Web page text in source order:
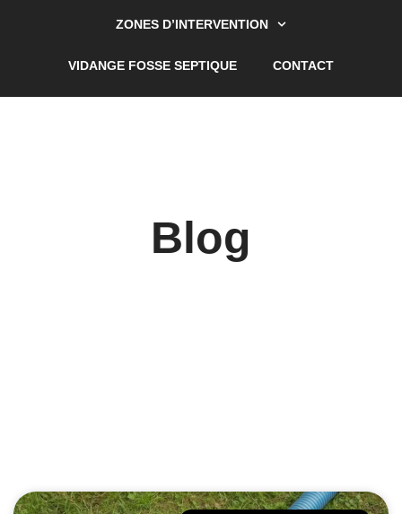
ZONES D’INTERVENTION
VIDANGE FOSSE SEPTIQUE CONTACT
Blog